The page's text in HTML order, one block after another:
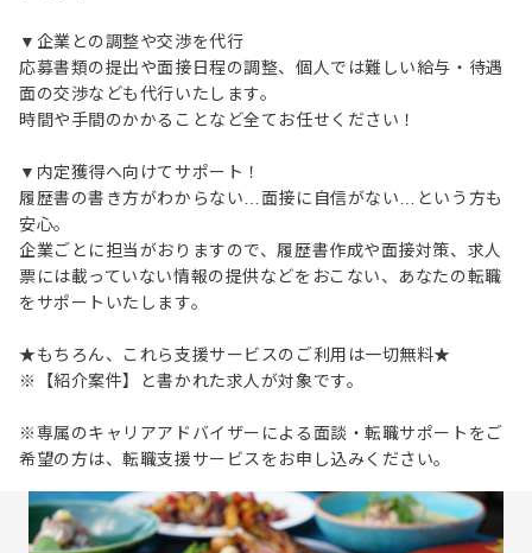
▼企業との調整や交渉を代行
応募書類の提出や面接日程の調整、個人では難しい給与・待遇
面の交渉なども代行いたします。
時間や手間のかかることなど全てお任せください！
▼内定獲得へ向けてサポート！
履歴書の書き方がわからない…面接に自信がない…という方も
安心。
企業ごとに担当がおりますので、履歴書作成や面接対策、求人
票には載っていない情報の提供などをおこない、あなたの転職
をサポートいたします。
★もちろん、これら支援サービスのご利用は一切無料★
※【紹介案件】と書かれた求人が対象です。
※専属のキャリアアドバイザーによる面談・転職サポートをご
希望の方は、転職支援サービスをお申し込みください。